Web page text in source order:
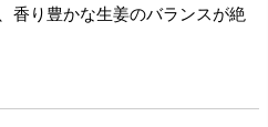
香り豊かな生姜のバランスが絶